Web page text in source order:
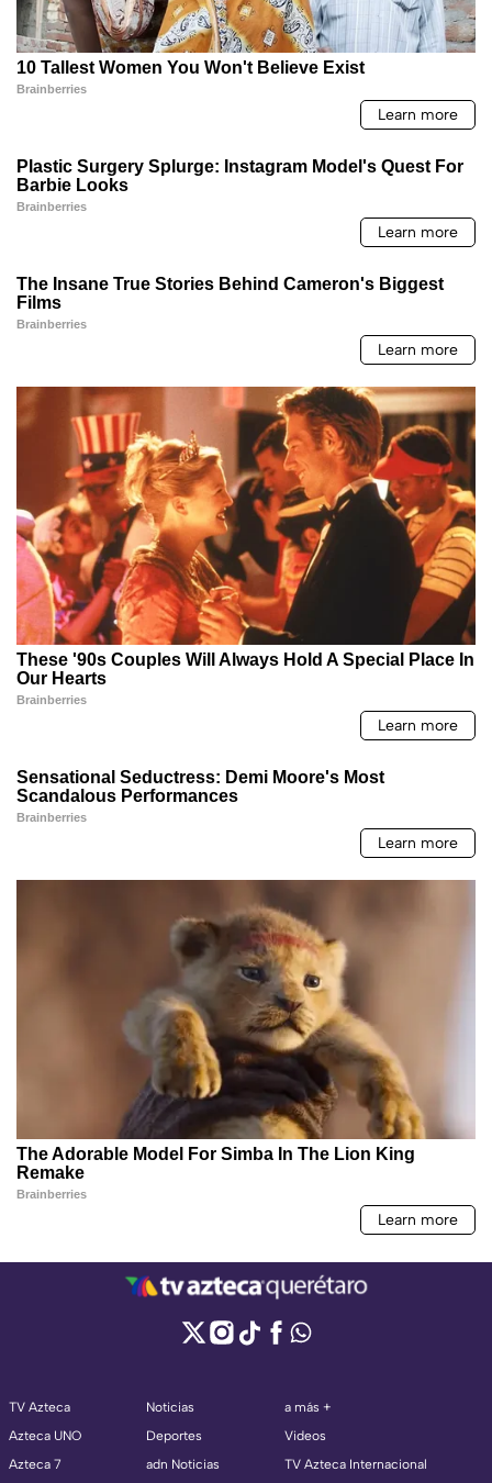
TV Azteca
Azteca UNO
Azteca 7
Noticias
Deportes
adn Noticias
a más +
Videos
TV Azteca Internacional